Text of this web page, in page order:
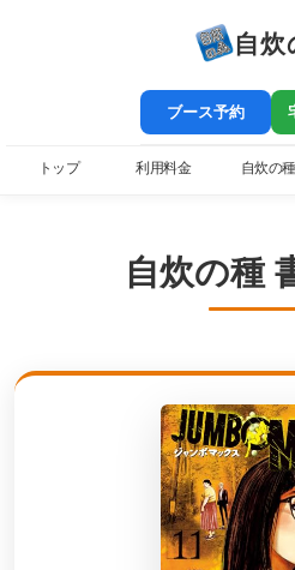
自
ブース予約
トップ 利用料金 自炊の種
自炊の種